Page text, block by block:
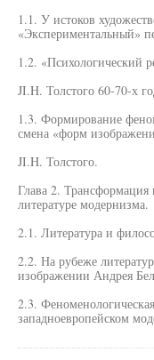
1.1. У истоков
«Экспериментальный»
1.2. «Психологический
JI.H. Толстого 60-70-х
1.3. Формирование
смена «форм
JI.H. Толстого.
Глава 2. Трансформация
литературе модернизма.
2.1. Литература и
2.2. На рубеже
изображении Андрея
2.3.
западноевропейском